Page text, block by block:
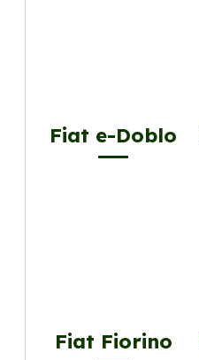
Fiat e-Doblo
Fiat Fiorino